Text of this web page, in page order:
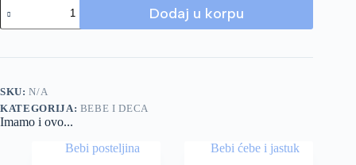
Dodaj u korpu
SKU:N/A
KATEGORIJA: BEBE I DECA
Imamo i ovo...